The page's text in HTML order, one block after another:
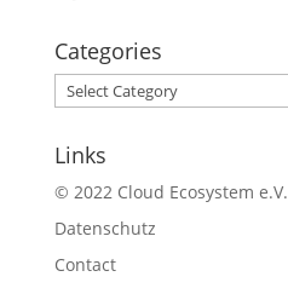
Categories
Categories
Links
© 2022 Cloud Ecosystem e.V.
Datenschutz
Contact